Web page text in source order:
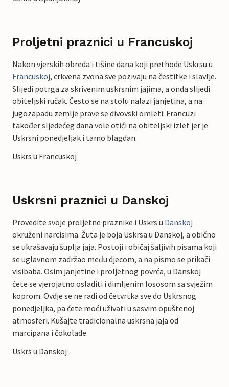
Proljetni praznici u Francuskoj
Nakon vjerskih obreda i tišine dana koji prethode Uskrsu u
Francuskoj, crkvena zvona sve pozivaju na čestitke i slavlje.
Slijedi potrga za skrivenim uskrsnim jajima, a onda slijedi
obiteljski ručak. Često se na stolu nalazi janjetina, a na
jugozapadu zemlje prave se divovski omleti. Francuzi
također sljedećeg dana vole otići na obiteljski izlet jer je
Uskrsni ponedjeljak i tamo blagdan.
Uskrs u Francuskoj
Uskrsni praznici u Danskoj
Provedite svoje proljetne praznike i Uskrs u Danskoj
okruženi narcisima. Žuta je boja Uskrsa u Danskoj, a obično
se ukrašavaju šuplja jaja. Postoji i običaj šaljivih pisama koji
se uglavnom zadržao među djecom, a na pismo se prikači
visibaba. Osim janjetine i proljetnog povrća, u Danskoj
ćete se vjerojatno osladiti i dimljenim lososom sa svježim
koprom. Ovdje se ne radi od četvrtka sve do Uskrsnog
ponedjeljka, pa ćete moći uživati u sasvim opuštenoj
atmosferi. Kušajte tradicionalna uskrsna jaja od
marcipana i čokolade.
Uskrs u Danskoj